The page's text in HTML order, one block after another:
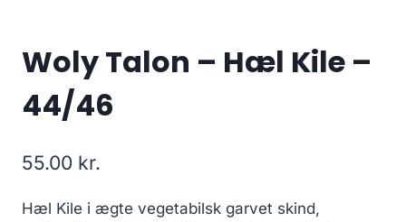
Woly Talon – Hæl Kile –
44/46
55.00 kr.
Hæl Kile i ægte vegetabilsk garvet skind,